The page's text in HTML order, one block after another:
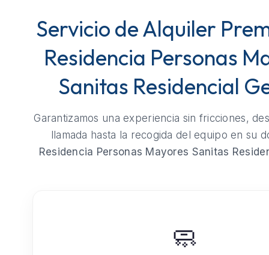
Servicio de Alquiler
Residencia Personas
Sanitas Residencial
Garantizamos una experiencia sin fricciones,
llamada hasta la recogida del equipo en su
Residencia Personas Mayores Sanitas
🧼